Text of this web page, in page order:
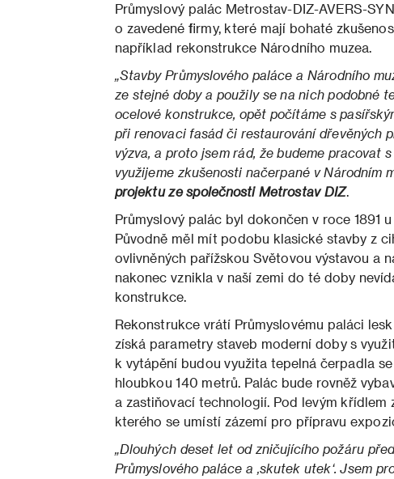
Průmyslový palác Metrostav-DIZ-AVERS-
o zavedené firmy, které mají bohaté
například rekonstrukce Národního muzea.
„Stavby Průmyslového paláce a Národního
ze stejné doby a použily se na nich podobné
ocelové konstrukce, opět počítáme s
při renovaci fasád či restaurování dřevěných
výzva, a proto jsem rád, že budeme pracovat
využijeme zkušenosti načerpané v Národním
projektu ze společnosti Metrostav DIZ.
Průmyslový palác byl dokončen v roce 1891
Původně měl mít podobu klasické stavby z
ovlivněných pařížskou Světovou výstavou a
nakonec vznikla v naší zemi do té doby
konstrukce.
Rekonstrukce vrátí Průmyslovému paláci
získá parametry staveb moderní doby s
k vytápění budou využita tepelná čerpadla
hloubkou 140 metrů. Palác bude rovněž
a zastiňovací technologií. Pod levým křídlem
kterého se umístí zázemí pro přípravu
„Dlouhých deset let od zničujícího požáru
Průmyslového paláce a ‚skutek utek‘. Jsem